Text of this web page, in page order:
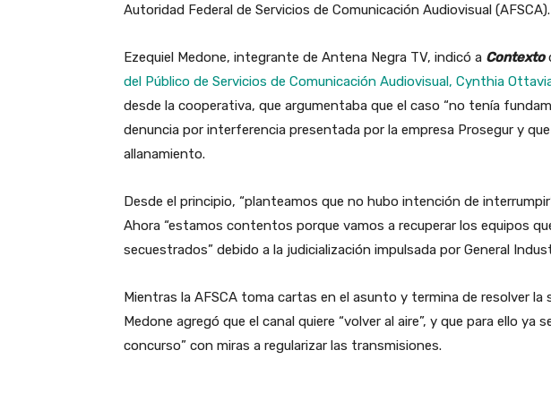
Autoridad Federal de Servicios de Comunicación Audiovisual (AFSCA).
Ezequiel Medone, integrante de Antena Negra TV, indicó a Contexto
del Público de Servicios de Comunicación Audiovisual, Cynthia
desde la cooperativa, que argumentaba que el caso “no tenía
denuncia por interferencia presentada por la empresa Prosegur y
allanamiento.
Desde el principio, “planteamos que no hubo intención de
Ahora “estamos contentos porque vamos a recuperar los equipos
secuestrados” debido a la judicialización impulsada por General
Mientras la AFSCA toma cartas en el asunto y termina de resolver
Medone agregó que el canal quiere “volver al aire”, y que para ello ya
concurso” con miras a regularizar las transmisiones.